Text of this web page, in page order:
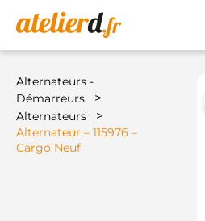
Alternateurs -
Démarreurs
>
Alternateurs >
Alternateur – 115976 –
Cargo Neuf